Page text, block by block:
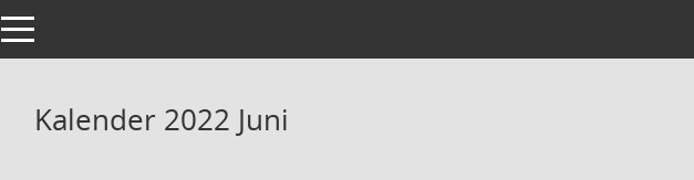
Toggle navigation
Kalender 2022 Juni